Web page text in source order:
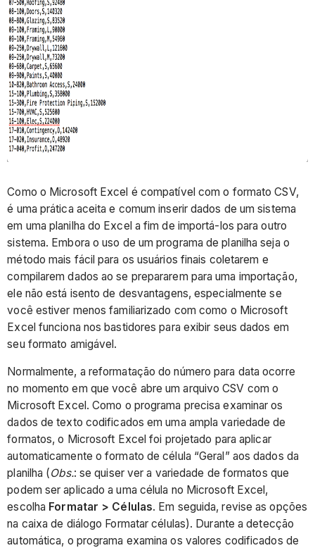
Como o Microsoft Excel é compatível com o formato CSV,
é uma prática aceita e comum inserir dados de um sistema
em uma planilha do Excel a fim de importá-los para outro
sistema. Embora o uso de um programa de planilha seja o
método mais fácil para os usuários finais coletarem e
compilarem dados ao se prepararem para uma importação,
ele não está isento de desvantagens, especialmente se
você estiver menos familiarizado com como o Microsoft
Excel funciona nos bastidores para exibir seus dados em
seu formato amigável.
Normalmente, a reformatação do número para data ocorre
no momento em que você abre um arquivo CSV com o
Microsoft Excel. Como o programa precisa examinar os
dados de texto codificados em uma ampla variedade de
formatos, o Microsoft Excel foi projetado para aplicar
automaticamente o formato de célula “Geral” aos dados da
planilha (Obs.: se quiser ver a variedade de formatos que
podem ser aplicado a uma célula no Microsoft Excel,
escolha Formatar > Células. Em seguida, revise as opções
na caixa de diálogo Formatar células). Durante a detecção
automática, o programa examina os valores codificados de